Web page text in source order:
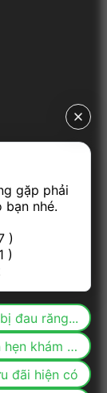
gặp phải
nhé.
)
đau răng...
Tôi muốn hẹn khám răng
đãi hiện có